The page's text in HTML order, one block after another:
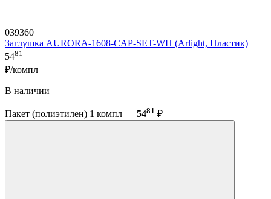
039360
Заглушка AURORA-1608-CAP-SET-WH (Arlight, Пластик)
5481
₽/компл
В наличии
Пакет (полиэтилен) 1 компл — 5481 ₽